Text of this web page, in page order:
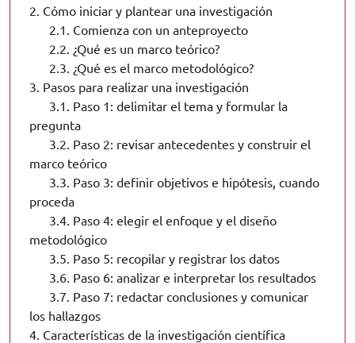
2. Cómo iniciar y plantear una investigación
2.1. Comienza con un anteproyecto
2.2. ¿Qué es un marco teórico?
2.3. ¿Qué es el marco metodológico?
3. Pasos para realizar una investigación
3.1. Paso 1: delimitar el tema y formular la
pregunta
3.2. Paso 2: revisar antecedentes y construir el
marco teórico
3.3. Paso 3: definir objetivos e hipótesis, cuando
proceda
3.4. Paso 4: elegir el enfoque y el diseño
metodológico
3.5. Paso 5: recopilar y registrar los datos
3.6. Paso 6: analizar e interpretar los resultados
3.7. Paso 7: redactar conclusiones y comunicar
los hallazgos
4. Características de la investigación científica